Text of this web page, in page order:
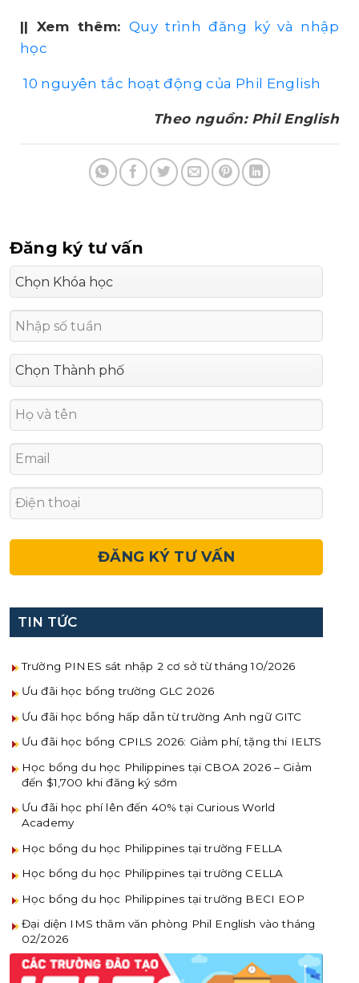
|| Xem thêm: Quy trình đăng ký và nhập
học
10 nguyên tắc hoạt động của Phil English
Theo nguồn: Phil English
Đăng ký tư vấn
TIN TỨC
Trường PINES sát nhập 2 cơ sở từ tháng 10/2026
Ưu đãi học bổng trường GLC 2026
Ưu đãi học bổng hấp dẫn từ trường Anh ngữ GITC
Ưu đãi học bổng CPILS 2026: Giảm phí, tặng thi IELTS
Học bổng du học Philippines tại CBOA 2026 – Giảm
đến $1,700 khi đăng ký sớm
Ưu đãi học phí lên đến 40% tại Curious World
Academy
Học bổng du học Philippines tại trường FELLA
Học bổng du học Philippines tại trường CELLA
Học bổng du học Philippines tại trường BECI EOP
Đại diện IMS thăm văn phòng Phil English vào tháng
02/2026